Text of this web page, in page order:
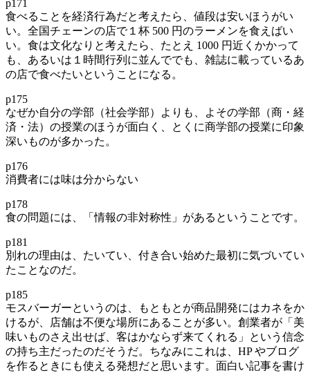
p171
食べることを経済行為だと考えたら、値段は安いほうがい
い。全国チェーンの店で１杯 500 円のラーメンを食えばい
い。食は文化なりと考えたら、たとえ 1000 円近くかかって
も、あるいは１時間行列に並んででも、雑誌に載っているあ
の店で食べたいということになる。
p175
なぜか自分の学部（社会学部）よりも、よその学部（商・経
済・法）の授業のほうが面白く、とくに商学部の授業に印象
深いものが多かった。
p176
消費者には味は分からない
p178
食の問題には、「情報の非対称性」があるということです。
p181
別れの理由は、たいてい、付き合い始めた最初に気づいてい
たことなのだ。
p185
モスバーガーというのは、もともとが商品開発にはカネをか
けるが、店舗は不便な場所にあることが多い。創業者が「美
味いものさえ出せば、客はかならず来てくれる」という信念
の持ち主だったのだそうだ。ちなみにこれは、HP やブログ
を作るときにも使える発想だと思います。面白い記事を書け